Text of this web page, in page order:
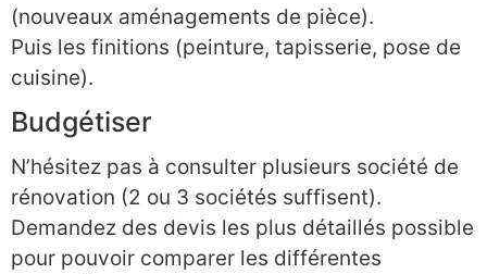
(nouveaux aménagements de pièce).
Puis les finitions (peinture, tapisserie, pose de
cuisine).
Budgétiser
N’hésitez pas à consulter plusieurs société de
rénovation (2 ou 3 sociétés suffisent).
Demandez des devis les plus détaillés possible
pour pouvoir comparer les différentes